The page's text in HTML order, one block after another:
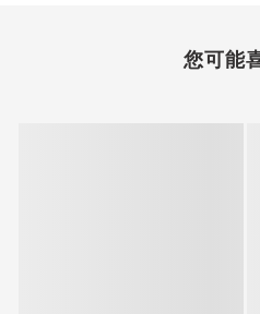
您可能